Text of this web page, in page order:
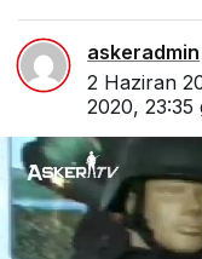
askeradmin
2 Haziran
2020, 23:35